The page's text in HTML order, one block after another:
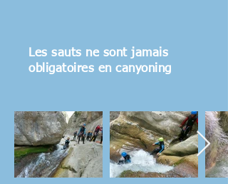
Les sauts ne sont jamais
obligatoires en canyoning